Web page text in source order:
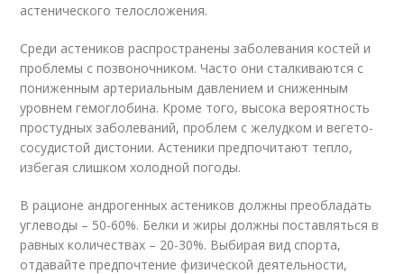
астенического телосложения.
Среди астеников распространены заболевания костей и
проблемы с позвоночником. Часто они сталкиваются с
пониженным артериальным давлением и сниженным
уровнем гемоглобина. Кроме того, высока вероятность
простудных заболеваний, проблем с желудком и вегето-
сосудистой дистонии. Астеники предпочитают тепло,
избегая слишком холодной погоды.
В рационе андрогенных астеников должны преобладать
углеводы – 50-60%. Белки и жиры должны поставляться в
равных количествах – 20-30%. Выбирая вид спорта,
отдавайте предпочтение физической деятельности,